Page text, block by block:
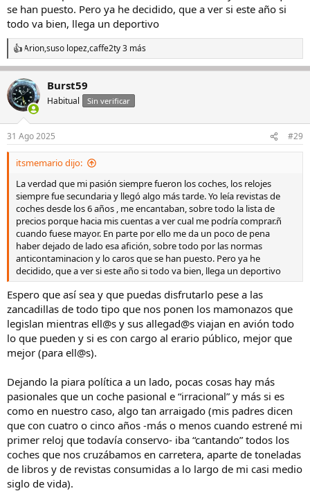
Salud, … y pisa el acelerador!!
se han puesto. Pero ya he decidido, que a ver si este año si
todo va bien, llega un deportivo
R
e
a
c
c
i
n
e
s
Arion,suso lopez,caffe2ty 3 más
Burst59
Habitual Sin verificar
31 Ago 2025 #29
itsmemario dijo:
La verdad que mi pasión siempre fueron los coches, los relojes
siempre fue secundaria y llegó algo más tarde. Yo leía revistas de
coches desde los 6 años , me encantaban, sobre todo la lista de
precios porque hacia mis cuentas a ver cual me podría comprar.ñ
cuando fuese mayor. En parte por ello me da un poco de pena
haber dejado de lado esa afición, sobre todo por las normas
anticontaminacion y lo caros que se han puesto. Pero ya he
decidido, que a ver si este año si todo va bien, llega un deportivo
Espero que así sea y que puedas disfrutarlo pese a las
zancadillas de todo tipo que nos ponen los mamonazos que
legislan mientras ell@s y sus allegad@s viajan en avión todo
lo que pueden y si es con cargo al erario público, mejor que
mejor (para ell@s).
Dejando la piara política a un lado, pocas cosas hay más
pasionales que un coche pasional e “irracional” y más si es
como en nuestro caso, algo tan arraigado (mis padres dicen
que con cuatro o cinco años -más o menos cuando estrené mi
primer reloj que todavía conservo- iba “cantando” todos los
coches que nos cruzábamos en carretera, aparte de toneladas
de libros y de revistas consumidas a lo largo de mi casi medio
siglo de vida).